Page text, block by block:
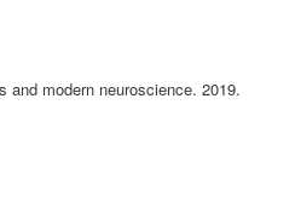
and modern neuroscience. 2019.